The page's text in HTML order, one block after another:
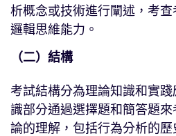
析概念或技術進行闡述，考
邏輯思維能力。
（二）結構
考試結構分為理論知識和實
識部分通過選擇題和簡答題
論的理解，包括行為分析的